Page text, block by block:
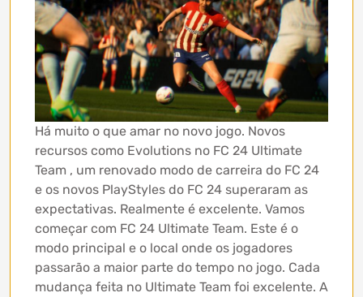
Há muito o que amar no novo jogo. Novos
recursos como Evolutions no FC 24 Ultimate
Team , um renovado modo de carreira do FC 24
e os novos PlayStyles do FC 24 superaram as
expectativas. Realmente é excelente. Vamos
começar com FC 24 Ultimate Team. Este é o
modo principal e o local onde os jogadores
passarão a maior parte do tempo no jogo. Cada
mudança feita no Ultimate Team foi excelente. A